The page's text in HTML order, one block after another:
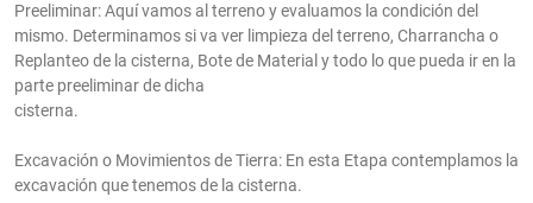
Preeliminar: Aquí vamos al terreno y evaluamos la condición del
mismo. Determinamos si va ver limpieza del terreno, Charrancha o
Replanteo de la cisterna, Bote de Material y todo lo que pueda ir en la
parte preeliminar de dicha
cisterna.
Excavación o Movimientos de Tierra: En esta Etapa contemplamos la
excavación que tenemos de la cisterna.